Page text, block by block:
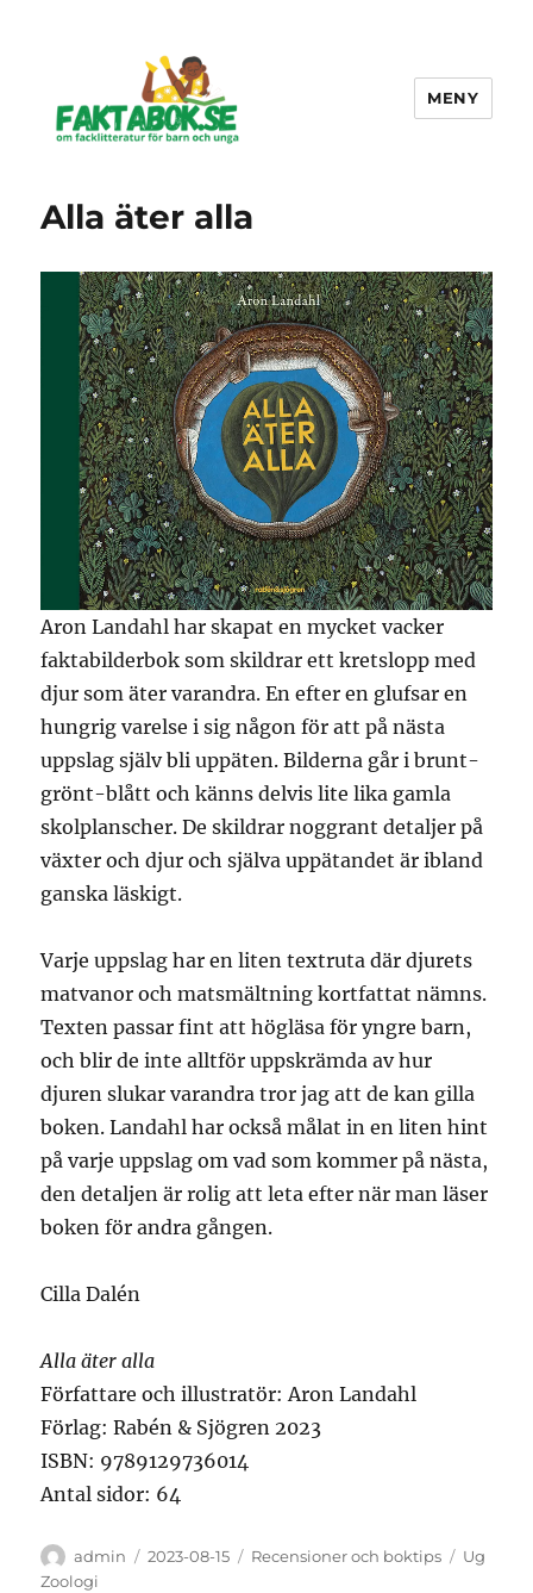
MENY
Alla äter alla
Aron Landahl har skapat en mycket vacker
faktabilderbok som skildrar ett kretslopp med
djur som äter varandra. En efter en glufsar en
hungrig varelse i sig någon för att på nästa
uppslag själv bli uppäten. Bilderna går i brunt-
grönt-blått och känns delvis lite lika gamla
skolplanscher. De skildrar noggrant detaljer på
växter och djur och själva uppätandet är ibland
ganska läskigt.
Varje uppslag har en liten textruta där djurets
matvanor och matsmältning kortfattat nämns.
Texten passar fint att högläsa för yngre barn,
och blir de inte alltför uppskrämda av hur
djuren slukar varandra tror jag att de kan gilla
boken. Landahl har också målat in en liten hint
på varje uppslag om vad som kommer på nästa,
den detaljen är rolig att leta efter när man läser
boken för andra gången.
Cilla Dalén
Alla äter alla
Författare och illustratör: Aron Landahl
Förlag: Rabén & Sjögren 2023
ISBN: 9789129736014
Antal sidor: 64
Författare
admin
Publicerat
2023-08-15 Kategorier
Recensioner och boktips Etiketter
Ug
Zoologi